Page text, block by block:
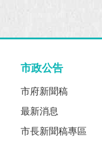
市政公告
市府新聞稿
最新消息
市長新聞稿專區